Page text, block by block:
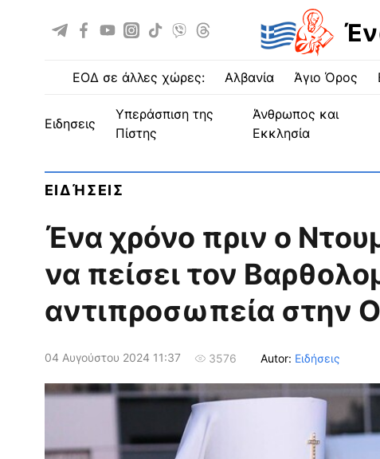
ΕΟΔ σε άλλες χώρες: Αλβανία Άγιο Όρος
ειδησεις
Υπεράσπιση της
Πίστης
Άνθρωπος και
Εκκλησία
ΕΙΔΉΣΕΙΣ
Ένα χρόνο πριν ο
να πείσει τον
αντιπροσωπεία στην
04 Αυγούστου 2024 11:37 3576 Autor: Ειδήσεις